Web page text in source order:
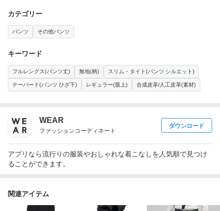
カテゴリー
パンツ その他パンツ
キーワード
フルレングス(パンツ丈) 無地(柄) スリム・タイト(パンツ シルエット)
テーパード(パンツ ひざ下) レギュラー(股上) 合成皮革/人工皮革(素材)
WEAR
ファッションコーディネート
ダウンロード
アプリなら流行りの服装やおしゃれな着こなしを人気順で見つけ
ることができます。
関連アイテム